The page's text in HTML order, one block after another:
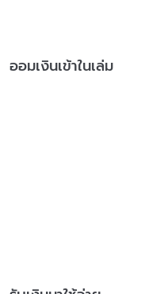
ออมเงินเข้าในเล่ม